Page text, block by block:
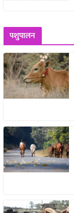
पशुपालन